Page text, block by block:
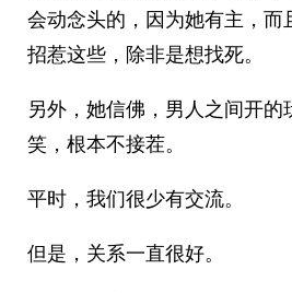
会动念头的，因为她有主，
招惹这些，除非是想找死。
另外，她信佛，男人之间开
笑，根本不接茬。
平时，我们很少有交流。
但是，关系一直很好。